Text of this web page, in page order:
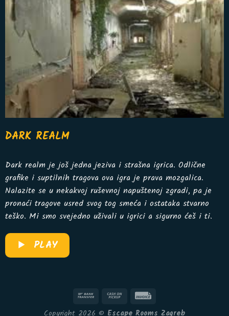
DARK REALM
Dark realm je još jedna jeziva i strašna igrica. Odlične
grafike i suptilnih tragova ova igra je prava mozgalica.
Nalazite se u nekakvoj ruševnoj napuštenoj zgradi, pa je
pronaći tragove usred svog tog smeća i ostataka stvarno
teško. Mi smo svejedno uživali u igrici a sigurno ćeš i ti.
PLAY